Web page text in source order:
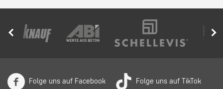
Folge uns auf Facebook Folge uns auf TikTok